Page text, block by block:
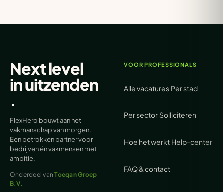
Next level
inuitzenden
.
FlexHero bouwt aan het
vakmanschap van morgen.
Een betrokken partner voor
bedrijven én vakmensen met
ambitie.
Onderdeel vanToeqan Groep
B.V.
VOOR PROFESSIONALS
Alle vacatures Per stad
Per sector Solliciteren
Hoe het werkt Help-center
FAQ & contact